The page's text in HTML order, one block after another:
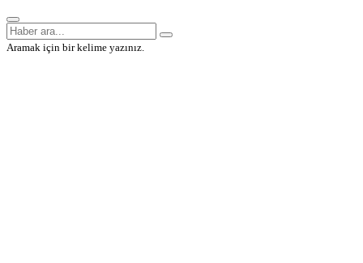
Aramak için bir kelime yazınız.